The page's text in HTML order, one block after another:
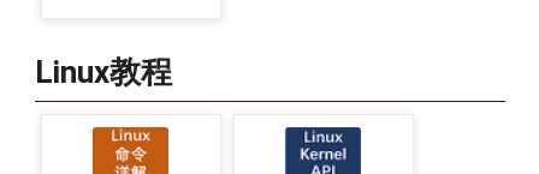
Linux教程